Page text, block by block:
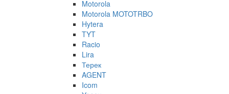
Motorola
Motorola MOTOTRBO
Hytera
TYT
Racio
Lira
Терек
AGENT
Icom